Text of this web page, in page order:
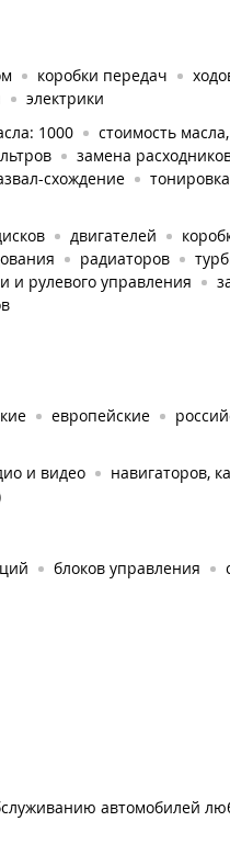
коробки передач
электрики
1000
стоимость
замена
схождение тонировка
двигателей
радиаторов
и рулевого управления
европейские
и видео
навигаторов,
блоков управления
автомобилей